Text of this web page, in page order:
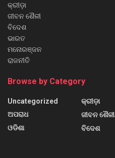
କ୍ରୀଡ଼ା
ଜୀବନ ଶୈଳୀ
ବିଦେଶ
ଭାରତ
ମନୋରଞ୍ଜନ
ରାଜନୀତି
Browse by Category
Uncategorized
ଅପରାଧ
ଓଡିଶା
କ୍ରୀଡ଼ା
ଜୀବନ ଶୈଳୀ
ବିଦେଶ